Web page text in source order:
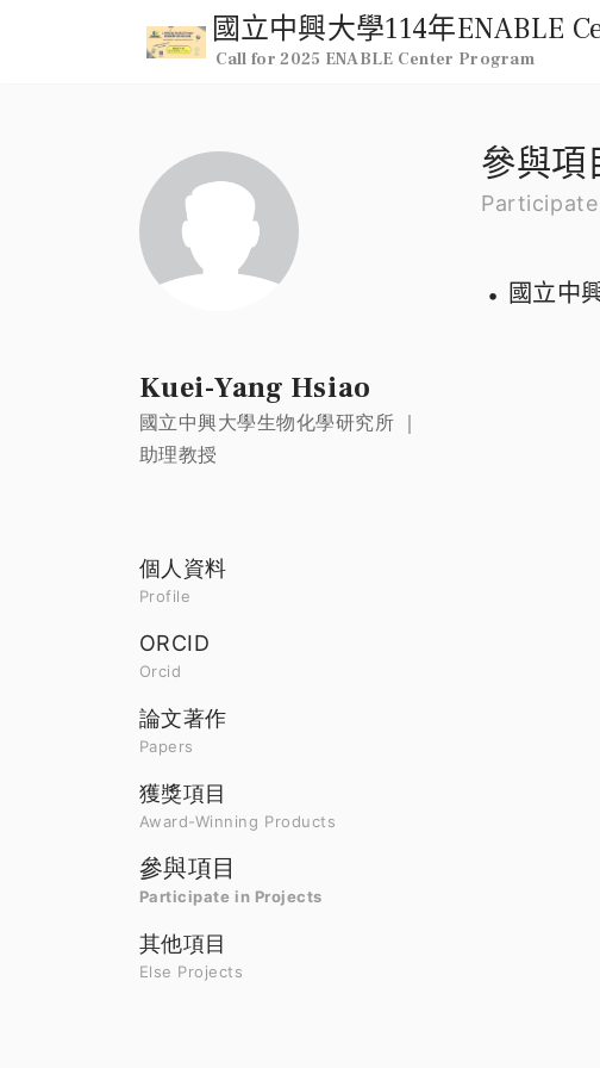
Call for 2025 ENABLE Center Program
Kuei-Yang Hsiao
國立中興大學生物化學研究所 ｜
助理教授
個人資料
Profile
ORCID
Orcid
論文著作
Papers
獲獎項目
Award-Winning Products
參與項目
Participate in Projects
其他項目
Else Projects
參與項
國立中